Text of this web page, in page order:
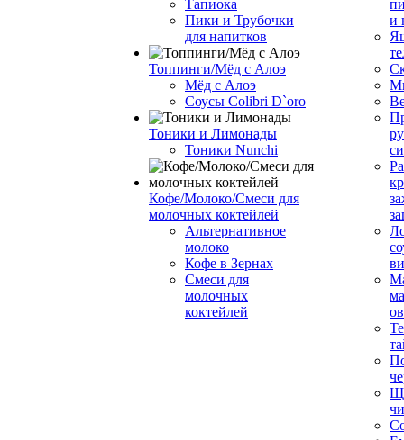
Тапиока
Пики и Трубочки
для напитков
Топпинги/Мёд с Алоэ
Мёд с Алоэ
Соусы Colibri D`oro
Тоники и Лимонады
Тоники Nunchi
Кофе/Молоко/Смеси для
молочных коктейлей
Альтернативное
молоко
Кофе в Зернах
Смеси для
молочных
коктейлей
и